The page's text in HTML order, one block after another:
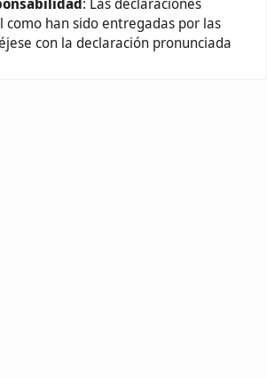
han sido entregadas por las
con la declaración pronunciada